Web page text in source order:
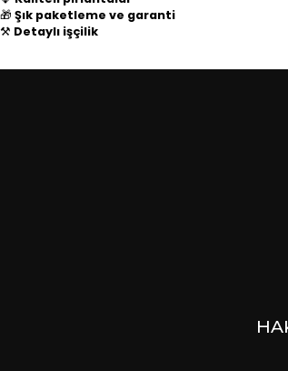
🎁 Şık paketleme ve garanti
⚒️ Detaylı işçilik